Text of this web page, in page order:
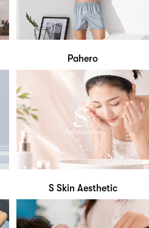
Pahero
S Skin Aesthetic